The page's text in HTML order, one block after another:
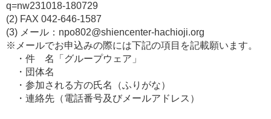
q=nw231018-180729
(2) FAX 042-646-1587
(3) メール：npo802@shiencenter-hachioji.org
※メールでお申込みの際には下記の項目を記載願います。
・件 名「グループウェア」
・団体名
・参加される方の氏名（ふりがな）
・連絡先（電話番号及びメールアドレス）